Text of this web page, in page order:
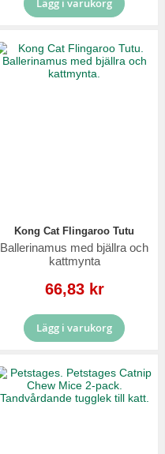
Lägg i varukorg
Kong Cat Flingaroo Tutu
Ballerinamus med bjällra och
kattmynta
Reapris
66,83 kr
Lägg i varukorg